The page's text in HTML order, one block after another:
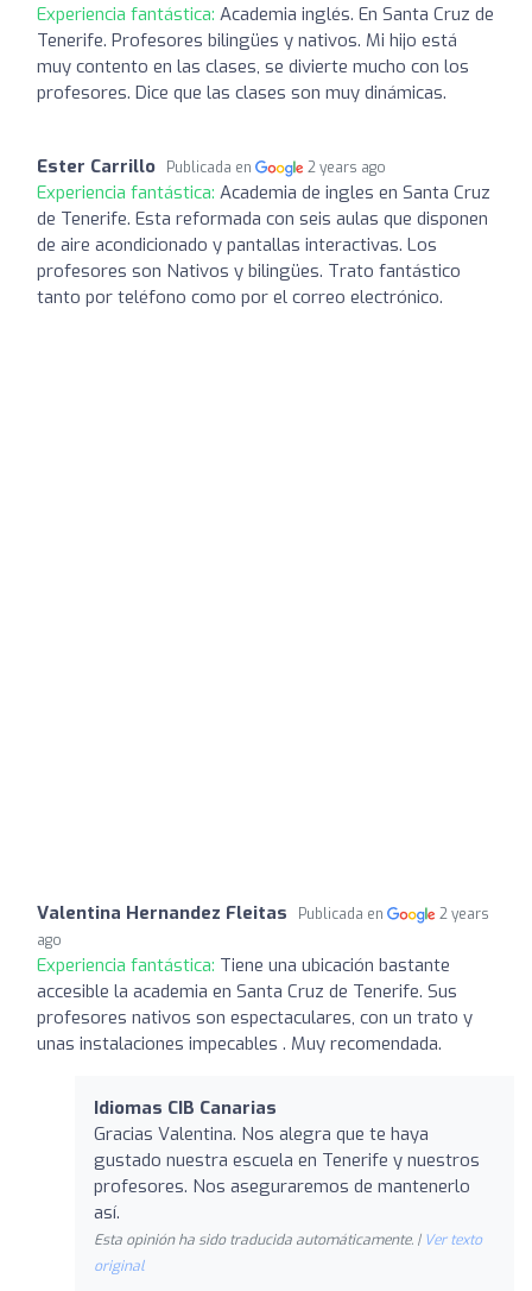
Experiencia fantástica: Academia inglés. En Santa Cruz de
Tenerife. Profesores bilingües y nativos. Mi hijo está
muy contento en las clases, se divierte mucho con los
profesores. Dice que las clases son muy dinámicas.
Ester Carrillo Publicada en 2 years ago
Experiencia fantástica: Academia de ingles en Santa Cruz
de Tenerife. Esta reformada con seis aulas que disponen
de aire acondicionado y pantallas interactivas. Los
profesores son Nativos y bilingües. Trato fantástico
tanto por teléfono como por el correo electrónico.
Valentina Hernandez Fleitas Publicada en
2 years
ago
Experiencia fantástica: Tiene una ubicación bastante
accesible la academia en Santa Cruz de Tenerife. Sus
profesores nativos son espectaculares, con un trato y
unas instalaciones impecables . Muy recomendada.
Idiomas CIB Canarias
Gracias Valentina. Nos alegra que te haya
gustado nuestra escuela en Tenerife y nuestros
profesores. Nos aseguraremos de mantenerlo
así.
Esta opinión ha sido traducida automáticamente. | Ver texto
original